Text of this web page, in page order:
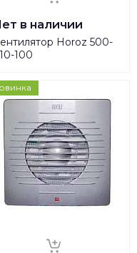
в наличии
Horoz 500-
100